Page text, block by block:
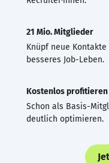
21 Mio. Mitglieder
Knüpf neue
besseres Job-Leben.
Kostenlos profitieren
Schon als Basis-
deutlich optimieren.